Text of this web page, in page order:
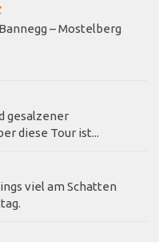
– Mostelberg
gesalzener
diese Tour ist...
viel am Schatten